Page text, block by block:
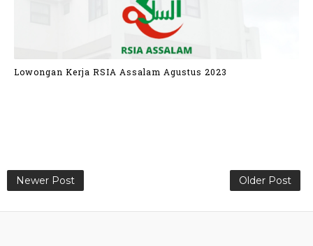
Lowongan Kerja RSIA Assalam Agustus 2023
Newer Post Older Post